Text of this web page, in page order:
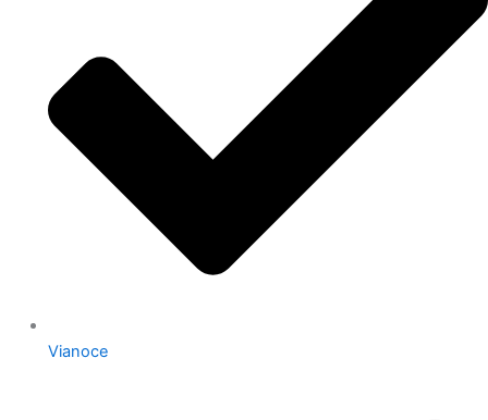
Vianoce